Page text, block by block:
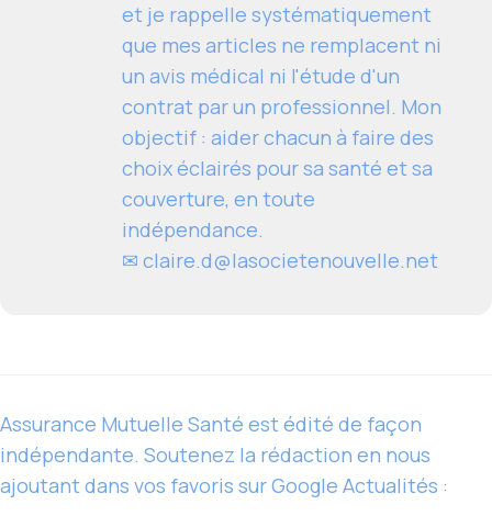
et je rappelle systématiquement
que mes articles ne remplacent ni
un avis médical ni l'étude d'un
contrat par un professionnel. Mon
objectif : aider chacun à faire des
choix éclairés pour sa santé et sa
couverture, en toute
indépendance.
✉ claire.d@lasocietenouvelle.net
Assurance Mutuelle Santé est édité de façon
indépendante. Soutenez la rédaction en nous
ajoutant dans vos favoris sur Google Actualités :